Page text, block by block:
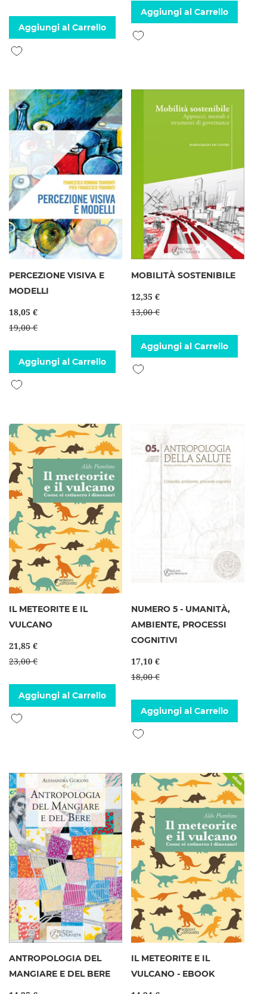
Aggiungi al Carrello
Aggiungi alla lista desideri
Aggiungi al Carrello
Aggiungi alla lista desideri
PERCEZIONE VISIVA E
MODELLI
18,05 €
19,00 €
Aggiungi al Carrello
Aggiungi alla lista desideri
MOBILITÀ SOSTENIBILE
12,35 €
13,00 €
Aggiungi al Carrello
Aggiungi alla lista desideri
IL METEORITE E IL
VULCANO
21,85 €
23,00 €
Aggiungi al Carrello
Aggiungi alla lista desideri
NUMERO 5 - UMANITÀ,
AMBIENTE, PROCESSI
COGNITIVI
17,10 €
18,00 €
Aggiungi al Carrello
Aggiungi alla lista desideri
ANTROPOLOGIA DEL
MANGIARE E DEL BERE
IL METEORITE E IL
VULCANO - EBOOK